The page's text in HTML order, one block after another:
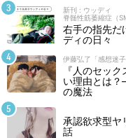
新刊 : ウッディ
脊髄性筋萎縮症（
右手の指先
ディの日々
伊藤弘了「感想迷
『人のセッ
い理由とは
の魔法
承認欲求型ヤ
話